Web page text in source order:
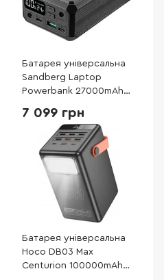
Батарея універсальна
Sandberg Laptop
Powerbank 27000mAh
7 099 грн
Батарея універсальна
Hoco DB03 Max
Centurion 100000mAh